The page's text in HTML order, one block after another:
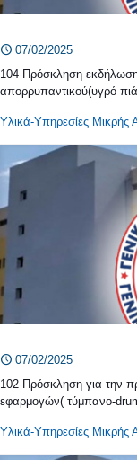
07/02/2025
104-Πρόσκληση
απορρυπαντικού(υγρό
Υλικά-Υπηρεσίες Μικρής
07/02/2025
102-Πρόσκληση για την
εφαρμογών( τύμπανο-
Υλικά-Υπηρεσίες Μικρής